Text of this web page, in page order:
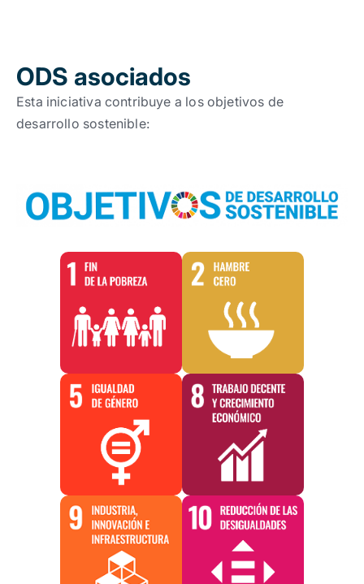
ODS asociados
Esta iniciativa contribuye a los objetivos de
desarrollo sostenible: